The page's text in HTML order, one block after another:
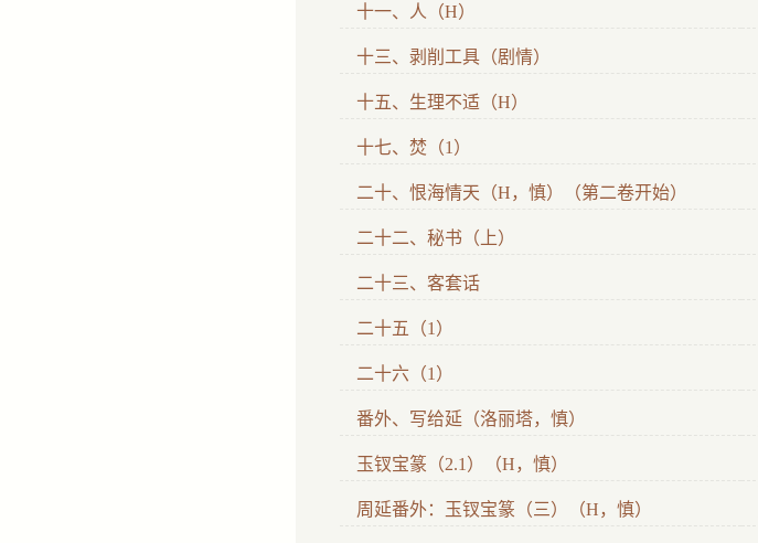
十一、人（H）
十三、剥削工具（剧情）
十五、生理不适（H）
十七、焚（1）
二十、恨海情天（H，慎）（第二卷开始）
二十二、秘书（上）
二十三、客套话
二十五（1）
二十六（1）
番外、写给延（洛丽塔，慎）
玉钗宝篆（2.1）（H，慎）
周延番外：玉钗宝篆（三）（H，慎）